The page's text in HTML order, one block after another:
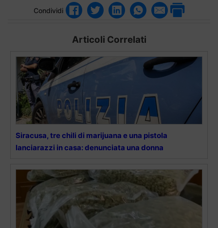
Condividi
Articoli Correlati
Siracusa, tre chili di marijuana e una pistola
lanciarazzi in casa: denunciata una donna